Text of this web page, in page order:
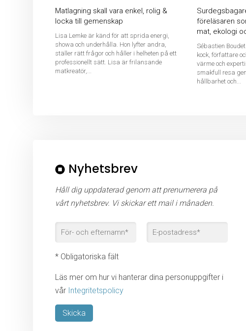
Matlagning skall vara enkel, rolig &
locka till gemenskap
Lisa Lemke är känd för att sprida energi,
showa och underhålla. Hon lyfter andra,
ställer rätt frågor och håller i helheten på ett
professionellt sätt. Lisa är frilansande
matkreatör,...
föreläsaren
mat, ekologi
Sébastien
kock, författare
värme och
smakfull resa
hållbarhet och...
Nyhetsbrev
Håll dig uppdaterad genom att prenumerera på
vårt nyhetsbrev. Vi skickar ett mail i månaden.
* Obligatoriska fält
Läs mer om hur vi hanterar dina personuppgifter i
vår Integritetspolicy